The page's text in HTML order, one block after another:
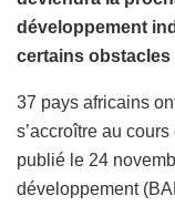
développement
certains
37 pays africains
s’accroître au
publié le 24
développement